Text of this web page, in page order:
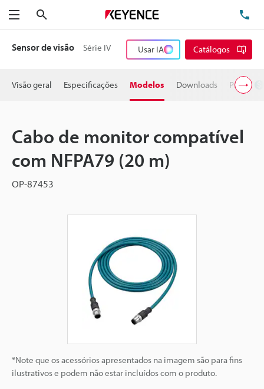
Menu
Sensor de visão Série IV Usar IA Catálogos
Visão geral Especificações Modelos Downloads Preço
Cabo de monitor compatível
com NFPA79 (20 m)
OP-87453
*Note que os acessórios apresentados na imagem são para fins
ilustrativos e podem não estar incluídos com o produto.